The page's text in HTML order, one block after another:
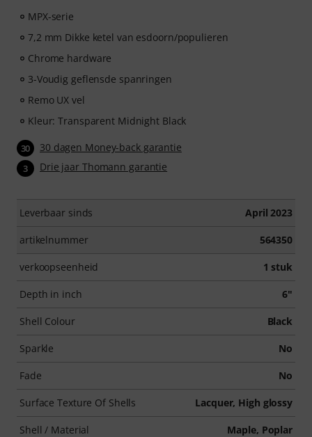
MPX-serie
7,2 mm Dikke ketel van esdoorn/populieren
Chrome hardware
3-Voudig geflensde spanringen
Remo UX vel
Kleur: Transparent Midnight Black
30 30 dagen Money-back garantie
3 Drie jaar Thomann garantie
Leverbaar sinds April 2023
artikelnummer 564350
verkoopseenheid 1 stuk
Depth in inch 6"
Shell Colour Black
Sparkle No
Fade No
Surface Texture Of Shells Lacquer, High glossy
Shell / Material Maple, Poplar